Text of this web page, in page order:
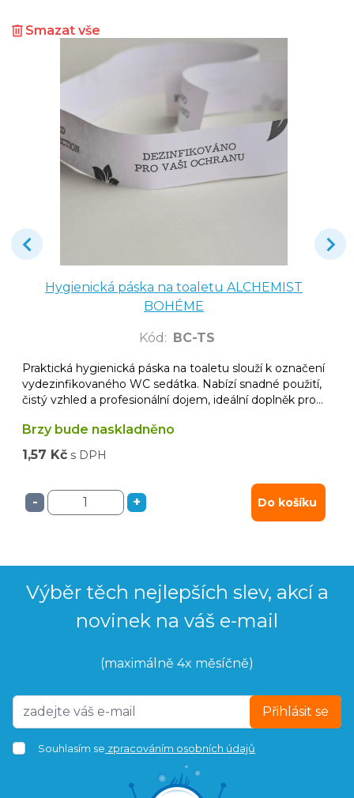
Smazat vše
Hygienická páska na toaletu ALCHEMIST
BOHÉME
Kód : BC-TS
Praktická hygienická páska na toaletu slouží k označení
vydezinfikovaného WC sedátka. Nabízí snadné použití,
čistý vzhled a profesionální dojem, ideální doplněk pro
Brzy bude naskladněno
1,57 Kč s DPH
- + Do košíku
Výběr těch nejlepších slev, akcí a
novinek na váš e-mail
(maximálně 4x měsíčně)
Přihlásit se
Souhlasím se zpracováním osobních údajů